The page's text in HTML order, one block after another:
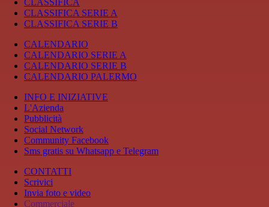
CLASSIFICA
CLASSIFICA SERIE A
CLASSIFICA SERIE B
CALENDARIO
CALENDARIO SERIE A
CALENDARIO SERIE B
CALENDARIO PALERMO
INFO E INIZIATIVE
L'Azienda
Pubblicità
Social Network
Community Facebook
Sms gratis su Whatsapp e Telegram
CONTATTI
Scrivici
Invia foto e video
Commerciale